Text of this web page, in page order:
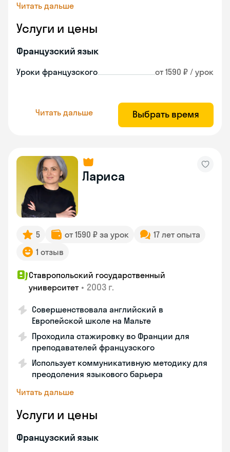
Читать дальше
Услуги и цены
Французский язык
Уроки французского от 1590 ₽ / урок
Читать дальше Выбрать время
Лариса
5 от 1590 ₽ за урок
17 лет опыта
1 отзыв
Ставропольский государственный
университет • 2003 г.
Совершенствовала английский в
Европейской школе на Мальте
Проходила стажировку во Франции для
преподавателей французского
Использует коммуникативную методику для
преодоления языкового барьера
Читать дальше
Услуги и цены
Французский язык